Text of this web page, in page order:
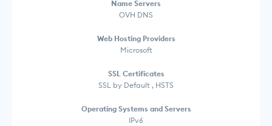
Name Servers
OVH DNS
Web Hosting Providers
Microsoft
SSL Certificates
SSL by Default , HSTS
Operating Systems and Servers
IPv6